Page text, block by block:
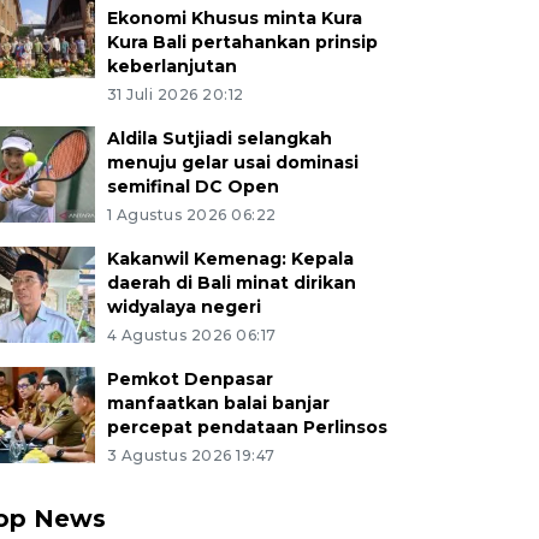
Ekonomi Khusus minta Kura
Kura Bali pertahankan prinsip
keberlanjutan
31 Juli 2026 20:12
Aldila Sutjiadi selangkah
menuju gelar usai dominasi
semifinal DC Open
1 Agustus 2026 06:22
Kakanwil Kemenag: Kepala
daerah di Bali minat dirikan
widyalaya negeri
4 Agustus 2026 06:17
Pemkot Denpasar
manfaatkan balai banjar
percepat pendataan Perlinsos
3 Agustus 2026 19:47
News